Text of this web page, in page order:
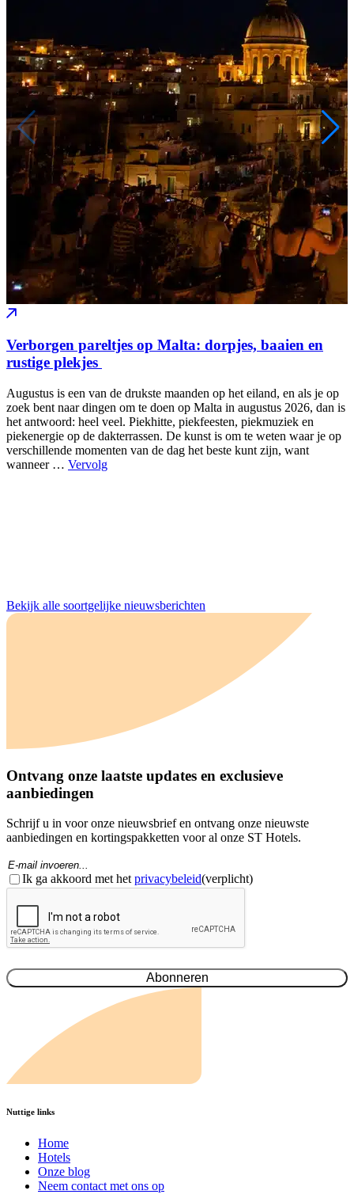
Verborgen pareltjes op Malta: dorpjes, baaien en
rustige plekjes
Augustus is een van de drukste maanden op het eiland, en als je op
zoek bent naar dingen om te doen op Malta in augustus 2026, dan is
het antwoord: heel veel. Piekhitte, piekfeesten, piekmuziek en
piekenergie op de dakterrassen. De kunst is om te weten waar je op
verschillende momenten van de dag het beste kunt zijn, want
wanneer … Vervolg
Bekijk alle soortgelijke nieuwsberichten
Ontvang onze laatste updates en exclusieve
aanbiedingen
Schrijf u in voor onze nieuwsbrief en ontvang onze nieuwste
aanbiedingen en kortingspakketten voor al onze ST Hotels.
E-
mail(Verplicht)
Toestemming(Vereist)
Ik ga akkoord met het privacybeleid(verplicht)
CAPTCHA
Nuttige links
Home
Hotels
Onze blog
Neem contact met ons op